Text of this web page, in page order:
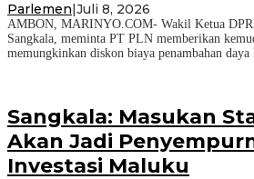
Parlemen Juli 8, 2026
AMBON, MARINYO.COM- Wakil Ketua
Sangkala, meminta PT PLN memberikan
memungkinkan diskon biaya penambahan
Sangkala: Masukan
Akan Jadi
Investasi Maluku